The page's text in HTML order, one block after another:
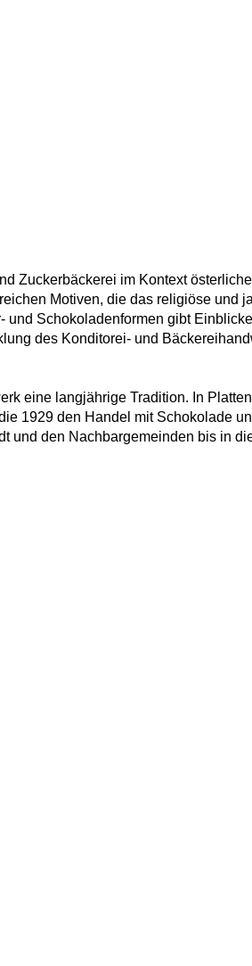
Zuckerbäckerei im Kontext
Motiven, die das religiöse und
und Schokoladenformen gibt
des Konditorei- und
eine langjährige Tradition. In
1929 den Handel mit Schokolade
und den Nachbargemeinden bis in